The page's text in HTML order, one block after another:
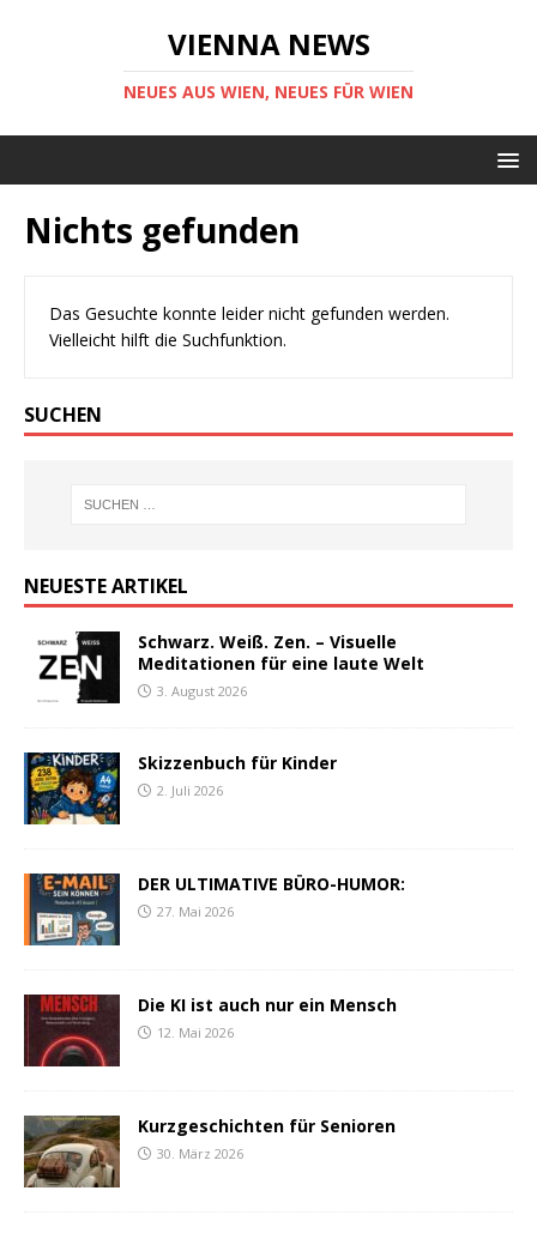
VIENNA NEWS
NEUES AUS WIEN, NEUES FÜR WIEN
Nichts gefunden
Das Gesuchte konnte leider nicht gefunden werden.
Vielleicht hilft die Suchfunktion.
SUCHEN
NEUESTE ARTIKEL
Schwarz. Weiß. Zen. – Visuelle
Meditationen für eine laute Welt
3. August 2026
Skizzenbuch für Kinder
2. Juli 2026
DER ULTIMATIVE BÜRO-HUMOR:
27. Mai 2026
Die KI ist auch nur ein Mensch
12. Mai 2026
Kurzgeschichten für Senioren
30. März 2026